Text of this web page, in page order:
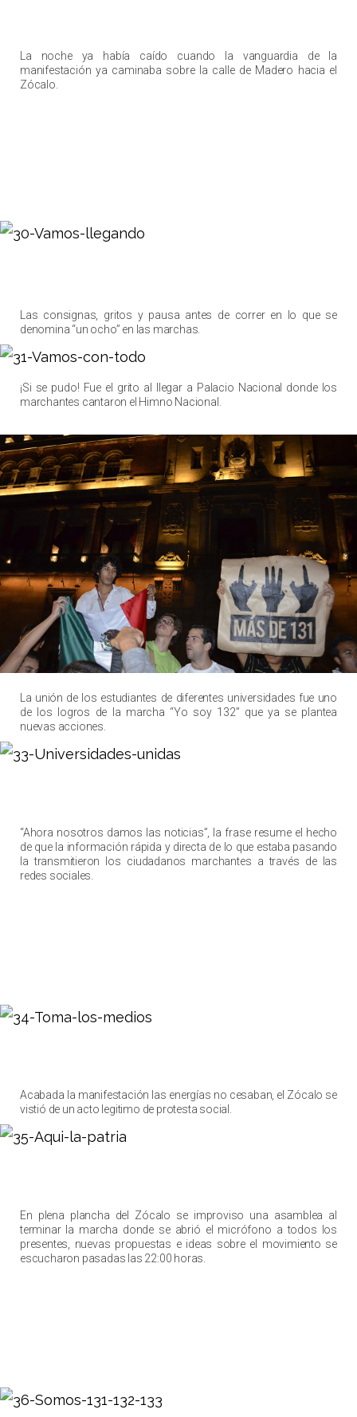
La noche ya había caído cuando la vanguardia de la
manifestación ya caminaba sobre la calle de Madero hacia el
Zócalo.
Las consignas, gritos y pausa antes de correr en lo que se
denomina “un ocho” en las marchas.
¡Si se pudo! Fue el grito al llegar a Palacio Nacional donde los
marchantes cantaron el Himno Nacional.
La unión de los estudiantes de diferentes universidades fue uno
de los logros de la marcha “Yo soy 132” que ya se plantea
nuevas acciones.
“Ahora nosotros damos las noticias”, la frase resume el hecho
de que la información rápida y directa de lo que estaba pasando
la transmitieron los ciudadanos marchantes a través de las
redes sociales.
Acabada la manifestación las energías no cesaban, el Zócalo se
vistió de un acto legitimo de protesta social.
En plena plancha del Zócalo se improviso una asamblea al
terminar la marcha donde se abrió el micrófono a todos los
presentes, nuevas propuestas e ideas sobre el movimiento se
escucharon pasadas las 22:00 horas.